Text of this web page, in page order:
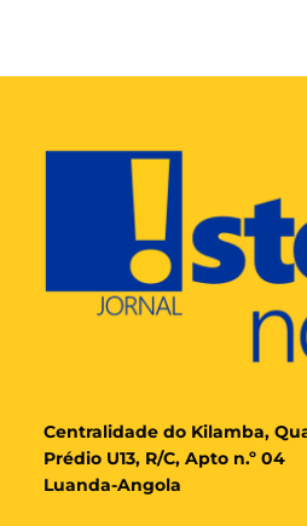
Centralidade do Kilamba,
Prédio U13, R/C, Apto n.º 04
Luanda-Angola